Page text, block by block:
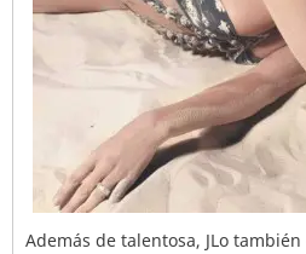
Además de talentosa, JLo